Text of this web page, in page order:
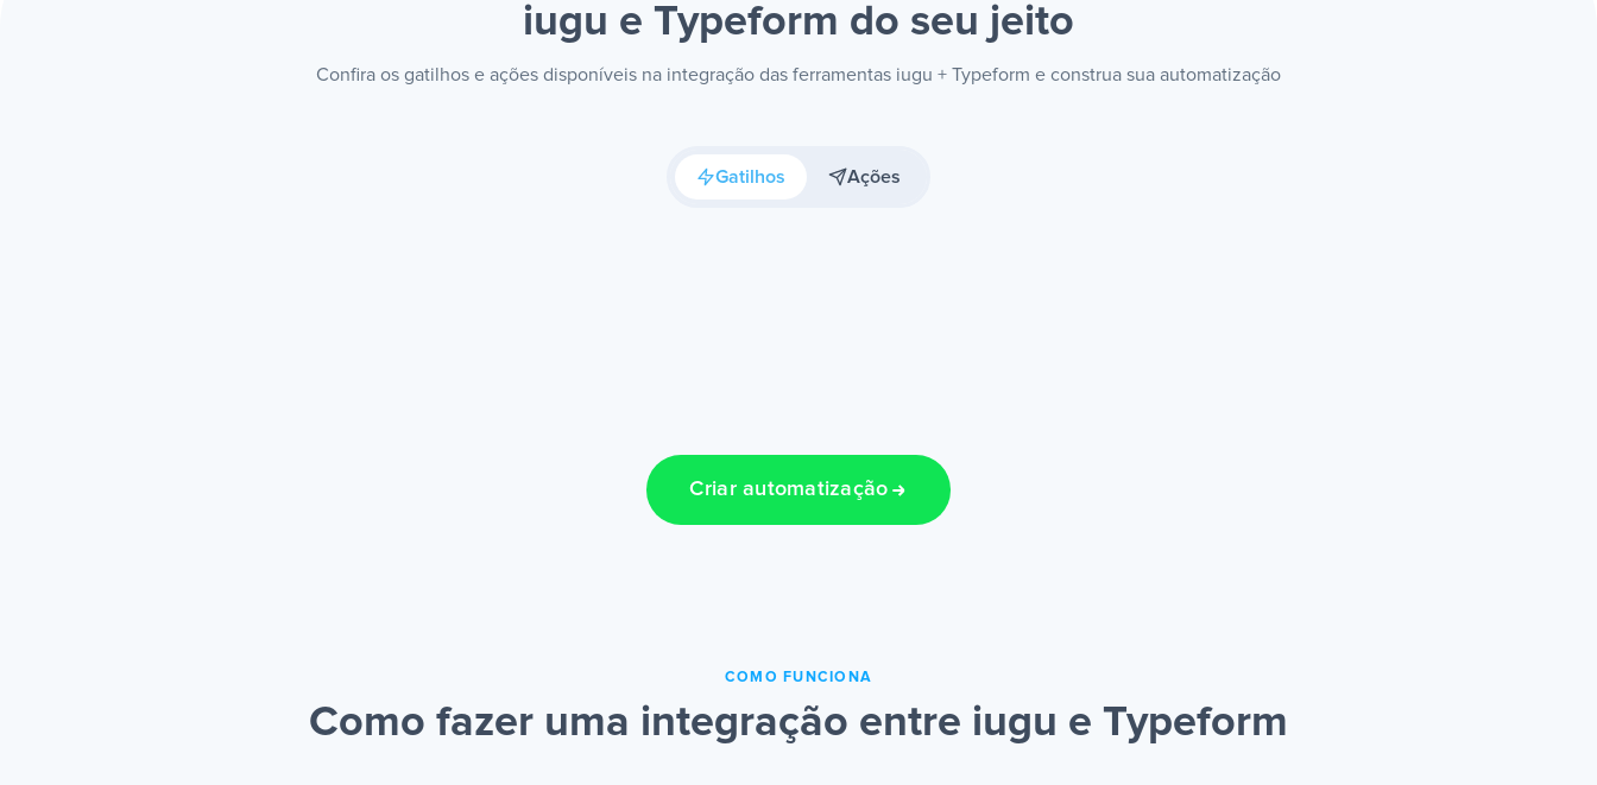
iugu e Typeform do seu jeito
Confira os gatilhos e ações disponíveis na integração das ferramentas iugu + Typeform e construa sua automatização
Gatilhos Ações
Criar automatização
COMO FUNCIONA
Como fazer uma integração entre iugu e Typeform